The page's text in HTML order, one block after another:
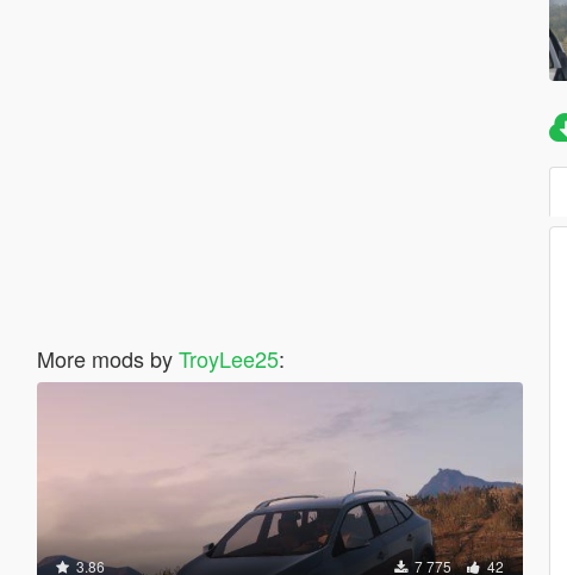
More mods byTroyLee25:
3.86 7 775 42